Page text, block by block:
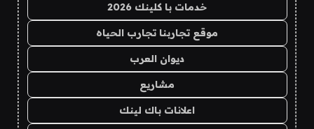
خدمات با كلينك 2026
موقع تجاربنا تجارب الحياه
ديوان العرب
مشاريع
اعلانات باك لينك